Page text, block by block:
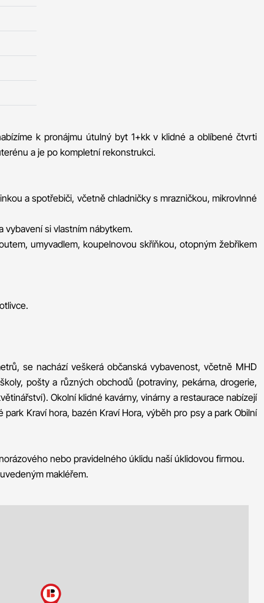
k pronájmu útulný byt 1+kk v klidné a oblíbené čtvrti
a je po kompletní rekonstrukci.
a spotřebiči, včetně chladničky s mrazničkou, mikrovlnné
vybavení si vlastním nábytkem.
umyvadlem, koupelnovou skříňkou, otopným žebříkem
se nachází veškerá občanská vybavenost, včetně MHD
pošty a různých obchodů (potraviny, pekárna, drogerie,
Okolní klidné kavárny, vinárny a restaurace nabízejí
Kraví hora, bazén Kraví Hora, výběh pro psy a park Obilní
nebo pravidelného úklidu naší úklidovou firmou.
makléřem.